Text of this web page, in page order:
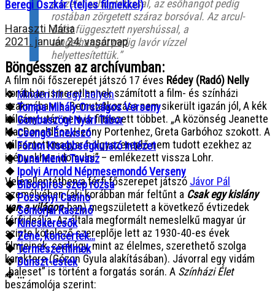
a szelet suhogtatással, az esőhangot pedig
rostában zörgetett száraz borsóval. Az arcul-
ütést függesztett nyershússal, a
tengerhangot pedig lavór vízzel
helyettesítettük.”
A film női főszerepét játszó 17 éves Rédey (Radó) Nelly
korábban ismeretlennek számított a film- és színházi
szakmában is. Bemutatkozása nem sikerült igazán jól, A kék
bálvány után nem is filmezett többet. „A közönség Jeanette
MacDonaldhoz, Henny Portenhez, Greta Garbóhoz szokott. A
választott magyar hölgyszereplő nem tudott ezekhez az
igényekhez idomulni” – emlékezett vissza Lohr.
Vele ellentétben a férfi főszerepet játszó Jávor Pál
személyében (aki korábban már feltűnt a Csak egy kislány
van a világon-ban) megszületett a következő évtizedek
férfiideálja. Az általa megformált nemeslelkű magyar úr
szinte kötelező szereplője lett az 1930-40-es évek
filmjeinek, csakúgy, mint az élelmes, szerethető szolga
karaktere (Gózon Gyula alakításában). Jávorral egy vidám
„baleset” is történt a forgatás során. A Színházi Élet
beszámolója szerint:
Beregi Oszkár (teljes filmekkel)
Haraszti Mária
2021. január 24. vasárnap
Böngésszen az archívumban:
❖Minden hír egy helyen
❖Tompa Mihály Országos Verseny
❖Gombaszögi Nyári Tábor
❖Csengő Énekszó
❖Fórum Kisebbségkutató Intézet
❖Duna Menti Tavasz
❖ Ipolyi Arnold Népmesemondó Verseny
❖Bíborpiros szép rózsa
❖Pozsonyi Casino
❖Somorjai Kaszinó
❖Kincskeresők
❖Zene, koncertek…
❖Természetfilmek
❖Dunszt-estek
❖...